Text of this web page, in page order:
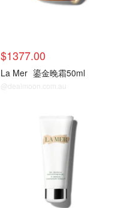
$1377.00
La Mer 鎏金晚霜50ml
@dealmoon.com.au